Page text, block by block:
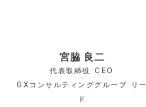
宮脇 良二
代表取締役 CEO
GXコンサルティンググループ リー
ド